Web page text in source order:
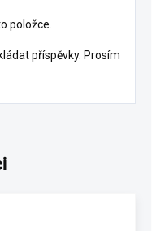
položce.
příspěvky. Prosím